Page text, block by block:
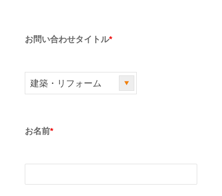
お問い合わせタイトル*
お名前*